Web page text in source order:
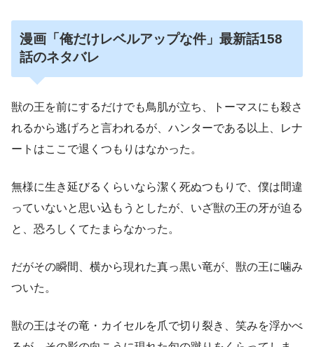
漫画「俺だけレベルアップな件」最新話158
話のネタバレ
獣の王を前にするだけでも鳥肌が立ち、トーマスにも殺さ
れるから逃げろと言われるが、ハンターである以上、レナ
ートはここで退くつもりはなかった。
無様に生き延びるくらいなら潔く死ぬつもりで、僕は間違
っていないと思い込もうとしたが、いざ獣の王の牙が迫る
と、恐ろしくてたまらなかった。
だがその瞬間、横から現れた真っ黒い竜が、獣の王に噛み
ついた。
獣の王はその竜・カイセルを爪で切り裂き、笑みを浮かべ